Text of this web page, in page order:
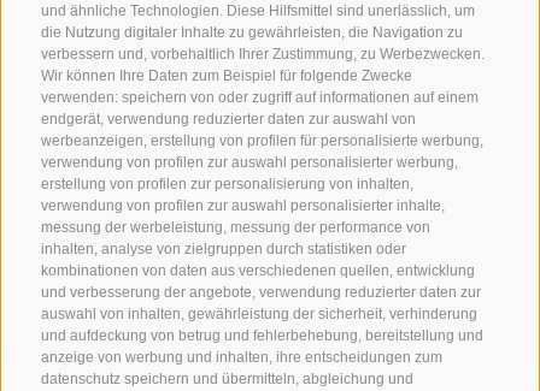
und ähnliche Technologien. Diese Hilfsmittel sind unerlässlich, um
die Nutzung digitaler Inhalte zu gewährleisten, die Navigation zu
verbessern und, vorbehaltlich Ihrer Zustimmung, zu Werbezwecken.
Wir können Ihre Daten zum Beispiel für folgende Zwecke
verwenden: speichern von oder zugriff auf informationen auf einem
endgerät, verwendung reduzierter daten zur auswahl von
werbeanzeigen, erstellung von profilen für personalisierte werbung,
verwendung von profilen zur auswahl personalisierter werbung,
erstellung von profilen zur personalisierung von inhalten,
verwendung von profilen zur auswahl personalisierter inhalte,
messung der werbeleistung, messung der performance von
inhalten, analyse von zielgruppen durch statistiken oder
kombinationen von daten aus verschiedenen quellen, entwicklung
und verbesserung der angebote, verwendung reduzierter daten zur
auswahl von inhalten, gewährleistung der sicherheit, verhinderung
und aufdeckung von betrug und fehlerbehebung, bereitstellung und
anzeige von werbung und inhalten, ihre entscheidungen zum
datenschutz speichern und übermitteln, abgleichung und